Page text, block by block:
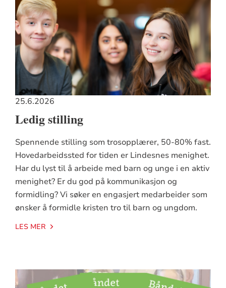
25.6.2026
Ledig stilling
Spennende stilling som trosopplærer, 50-80% fast.
Hovedarbeidssted for tiden er Lindesnes menighet.
Har du lyst til å arbeide med barn og unge i en aktiv
menighet? Er du god på kommunikasjon og
formidling? Vi søker en engasjert medarbeider som
ønsker å formidle kristen tro til barn og ungdom.
LES MER